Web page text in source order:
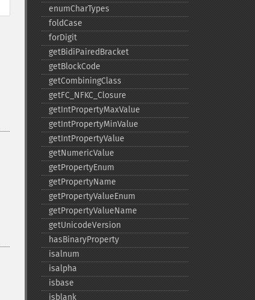
enumCharTypes
foldCase
forDigit
getBidiPairedBracket
getBlockCode
getCombiningClass
getFC_​NFKC_​Closure
getIntPropertyMaxValue
getIntPropertyMinValue
getIntPropertyValue
getNumericValue
getPropertyEnum
getPropertyName
getPropertyValueEnum
getPropertyValueName
getUnicodeVersion
hasBinaryProperty
isalnum
isalpha
isbase
isblank